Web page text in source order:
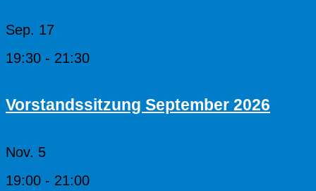
Sep. 17
19:30 - 21:30
Vorstandssitzung September 2026
Nov. 5
19:00 - 21:00